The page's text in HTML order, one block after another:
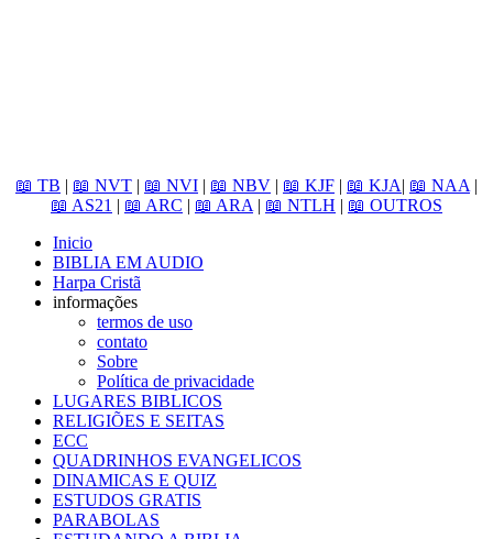
📖 TB | 📖 NVT | 📖 NVI | 📖 NBV | 📖 KJF | 📖 KJA| 📖 NAA |
📖 AS21 | 📖 ARC | 📖 ARA | 📖 NTLH | 📖 OUTROS
Inicio
BIBLIA EM AUDIO
Harpa Cristã
informações
termos de uso
contato
Sobre
Política de privacidade
LUGARES BIBLICOS
RELIGIÕES E SEITAS
ECC
QUADRINHOS EVANGELICOS
DINAMICAS E QUIZ
ESTUDOS GRATIS
PARABOLAS